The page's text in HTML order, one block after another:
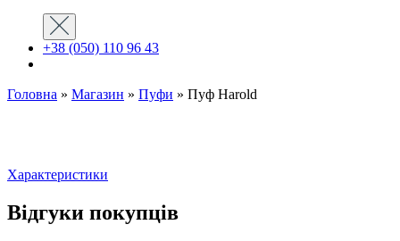
+38 (050) 110 96 43
Головна » Магазин » Пуфи » Пуф Harold
Характеристики
Відгуки покупців